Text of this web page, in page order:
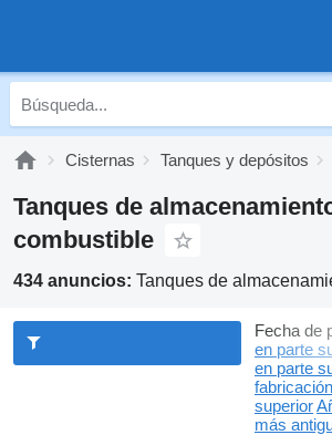
Cisternas Tanques y depósitos
Tanques de
combustible
434 anuncios: Tanques de
Fecha de
en parte
en parte
superior
más